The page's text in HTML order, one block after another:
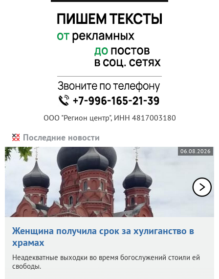
ООО "Регион центр", ИНН 4817003180
Последние новости
06.08.2026
Женщина получила срок за хулиганство в
храмах
Неадекватные выходки во время богослужений стоили ей
свободы.